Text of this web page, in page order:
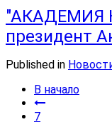
"АКАДЕМИЯ
президент
Published in
В начало
7